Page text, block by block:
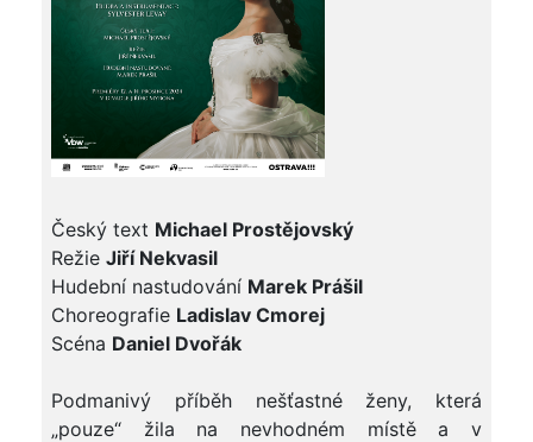
Český text Michael Prostějovský
Režie Jiří Nekvasil
Hudební nastudování Marek Prášil
Choreografie Ladislav Cmorej
Scéna Daniel Dvořák
Podmanivý příběh nešťastné ženy, která
„pouze“ žila na nevhodném místě a v